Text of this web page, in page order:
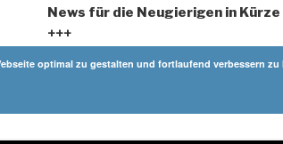
News für die Neugierigen in Kürze
+++
optimal zu gestalten und fortlaufend verbessern